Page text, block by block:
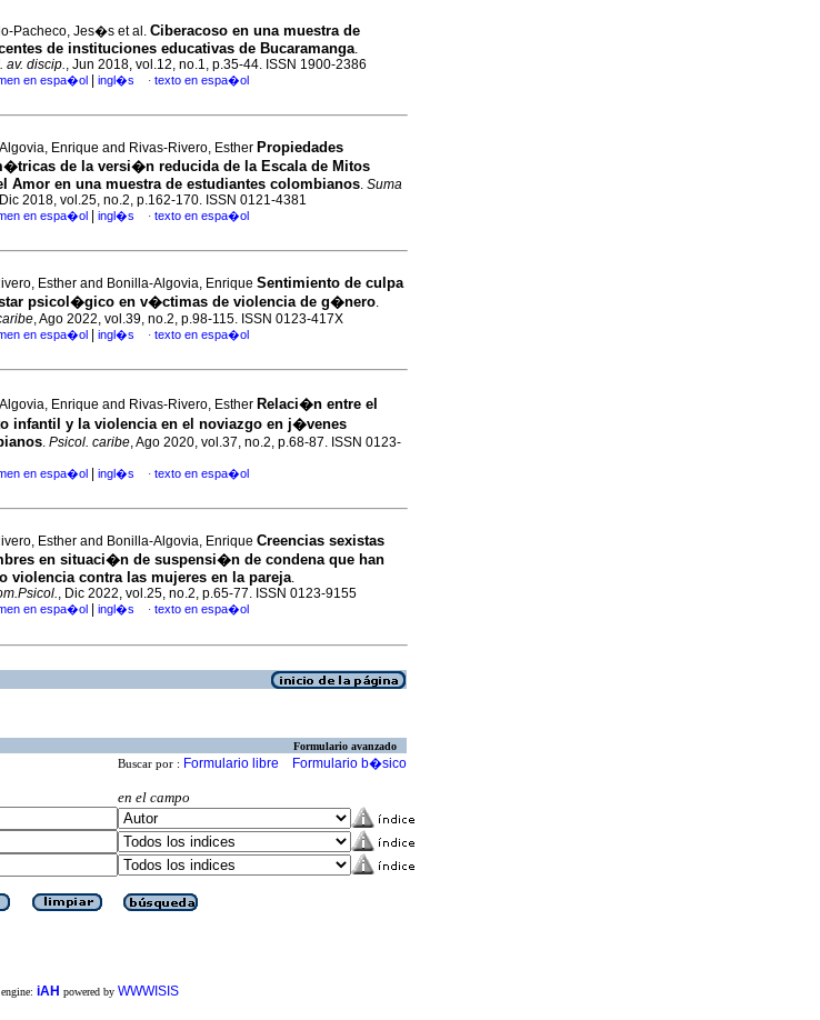
Pacheco, Jes�s et al. Ciberacoso en una muestra de
de instituciones educativas de Bucaramanga.
av. discip., Jun 2018, vol.12, no.1, p.35-44. ISSN 1900-2386
en espa�ol ingl�s · texto en espa�ol
Enrique and Rivas-Rivero, Esther Propiedades
de la versi�n reducida de la Escala de Mitos
Amor en una muestra de estudiantes colombianos. Suma
2018, vol.25, no.2, p.162-170. ISSN 0121-4381
en espa�ol ingl�s · texto en espa�ol
Esther and Bonilla-Algovia, Enrique Sentimiento de culpa
psicol�gico en v�ctimas de violencia de g�nero.
, Ago 2022, vol.39, no.2, p.98-115. ISSN 0123-417X
en espa�ol ingl�s · texto en espa�ol
Enrique and Rivas-Rivero, Esther Relaci�n entre el
infantil y la violencia en el noviazgo en j�venes
. Psicol. caribe, Ago 2020, vol.37, no.2, p.68-87. ISSN 0123-
en espa�ol ingl�s · texto en espa�ol
Esther and Bonilla-Algovia, Enrique Creencias sexistas
en situaci�n de suspensi�n de condena que han
violencia contra las mujeres en la pareja.
, Dic 2022, vol.25, no.2, p.65-77. ISSN 0123-9155
en espa�ol ingl�s · texto en espa�ol
Formulario avanzado
Buscar por : Formulario libre Formulario b�sico
en el campo
iAH powered by WWWISIS